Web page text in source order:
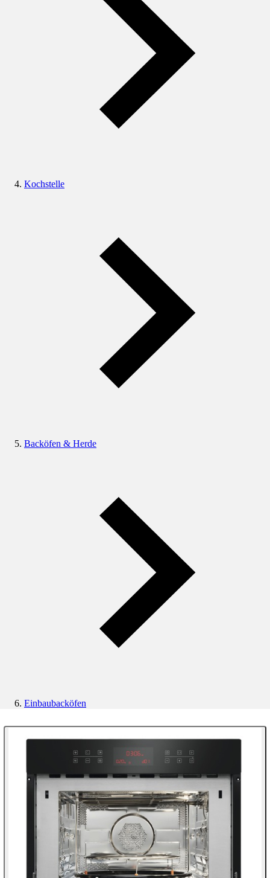
Kochstelle
Backöfen & Herde
Einbaubacköfen